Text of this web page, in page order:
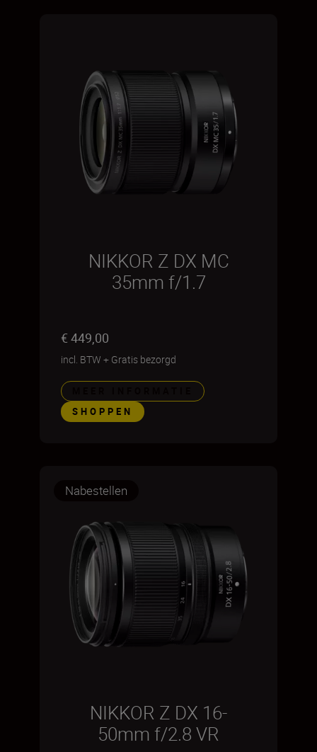
NIKKOR Z DX MC
35mm f/1.7
€ 449,00
incl. BTW + Gratis bezorgd
SHOPPEN
Nabestellen
NIKKOR Z DX 16-
50mm f/2.8 VR